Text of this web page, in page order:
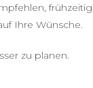
Ihre Wünsche.
zu planen.